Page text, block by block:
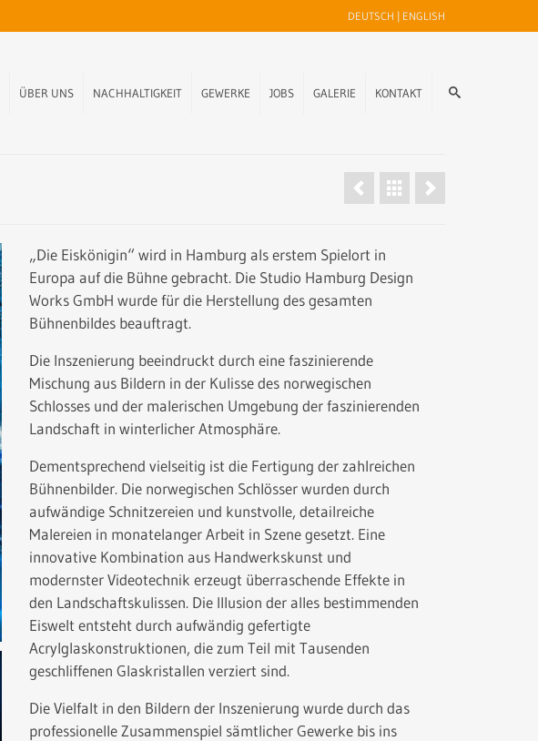
DEUTSCH | ENGLISH
ÜBER UNS NACHHALTIGKEIT GEWERKE JOBS GALERIE KONTAKT
„Die Eiskönigin“ wird in Hamburg als erstem Spielort in
Europa auf die Bühne gebracht. Die Studio Hamburg Design
Works GmbH wurde für die Herstellung des gesamten
Bühnenbildes beauftragt.
Die Inszenierung beeindruckt durch eine faszinierende
Mischung aus Bildern in der Kulisse des norwegischen
Schlosses und der malerischen Umgebung der faszinierenden
Landschaft in winterlicher Atmosphäre.
Dementsprechend vielseitig ist die Fertigung der zahlreichen
Bühnenbilder. Die norwegischen Schlösser wurden durch
aufwändige Schnitzereien und kunstvolle, detailreiche
Malereien in monatelanger Arbeit in Szene gesetzt. Eine
innovative Kombination aus Handwerkskunst und
modernster Videotechnik erzeugt überraschende Effekte in
den Landschaftskulissen. Die Illusion der alles bestimmenden
Eiswelt entsteht durch aufwändig gefertigte
Acrylglaskonstruktionen, die zum Teil mit Tausenden
geschliffenen Glaskristallen verziert sind.
Die Vielfalt in den Bildern der Inszenierung wurde durch das
professionelle Zusammenspiel sämtlicher Gewerke bis ins